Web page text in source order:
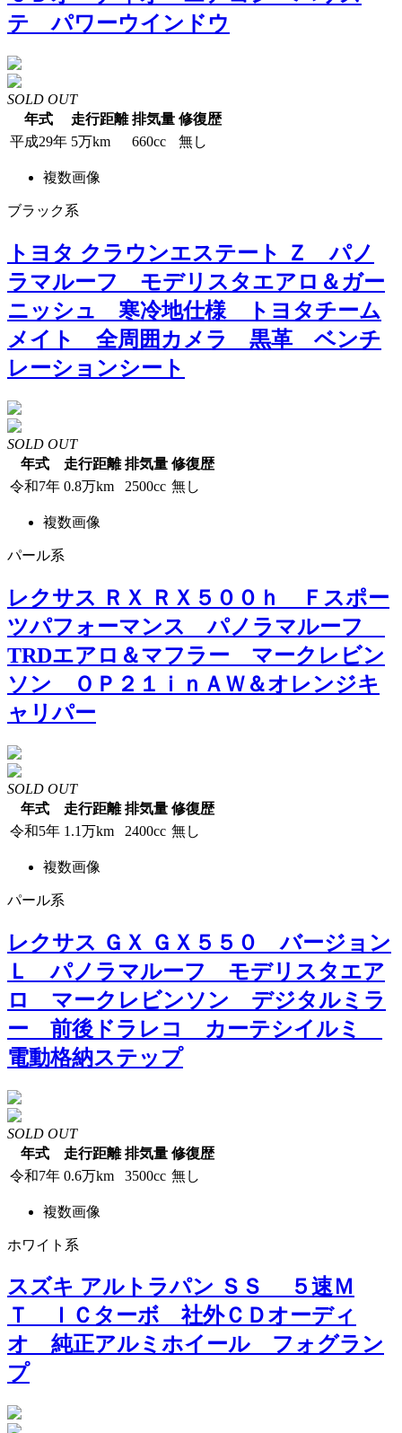
テ パワーウインドウ
SOLD OUT
年式
走行距離 排気量 修復歴
平成29年 5万km 660cc 無し
複数画像
ブラック系
トヨタ クラウンエステート Ｚ パノ
ラマルーフ モデリスタエアロ＆ガー
ニッシュ 寒冷地仕様 トヨタチーム
メイト 全周囲カメラ 黒革 ベンチ
レーションシート
SOLD OUT
年式
走行距離 排気量 修復歴
令和7年 0.8万km 2500cc 無し
複数画像
パール系
レクサス ＲＸ ＲＸ５００ｈ Ｆスポー
ツパフォーマンス パノラマルーフ
TRDエアロ＆マフラー マークレビン
ソン ＯＰ２１ｉｎＡＷ＆オレンジキ
ャリパー
SOLD OUT
年式
走行距離 排気量 修復歴
令和5年 1.1万km 2400cc 無し
複数画像
パール系
レクサス ＧＸ ＧＸ５５０ バージョン
Ｌ パノラマルーフ モデリスタエア
ロ マークレビンソン デジタルミラ
ー 前後ドラレコ カーテシイルミ
電動格納ステップ
SOLD OUT
年式
走行距離 排気量 修復歴
令和7年 0.6万km 3500cc 無し
複数画像
ホワイト系
スズキ アルトラパン ＳＳ ５速Ｍ
Ｔ ＩＣターボ 社外ＣＤオーディ
オ 純正アルミホイール フォグラン
プ